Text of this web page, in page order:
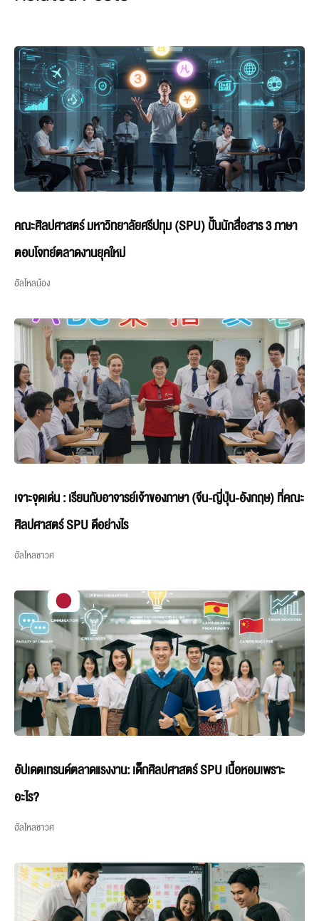
คณะศิลปศาสตร์ มหาวิทยาลัยศรีปทุม (SPU) ปั้นนักสื่อสาร 3 ภาษา
ตอบโจทย์ตลาดงานยุคใหม่
ฮัลโหลน้อง
เจาะจุดเด่น : เรียนกับอาจารย์เจ้าของภาษา (จีน-ญี่ปุ่น-อังกฤษ) ที่คณะ
ศิลปศาสตร์ SPU ดีอย่างไร
ฮัลโหลชาวศ
อัปเดตเทรนด์ตลาดแรงงาน: เด็กศิลปศาสตร์ SPU เนื้อหอมเพราะ
อะไร?
ฮัลโหลชาวศ